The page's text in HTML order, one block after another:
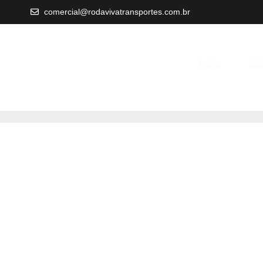
comercial@rodavivatransportes.com.br